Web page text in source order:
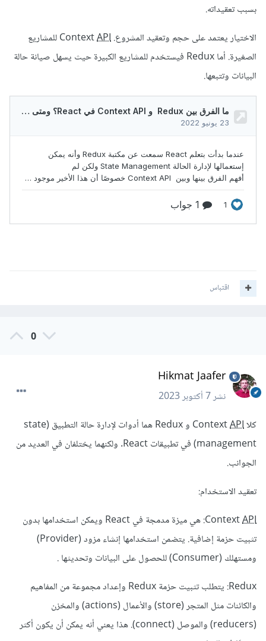
بسبب تعقيداته.
الاختيار يعتمد على حجم وتعقيد المشروع. ContextAPI
للمشاريع
الصغيرة. أما Redux فيستخدم للمشاريع الكبيرة حيث يسهل صيانة حالة
البيانات وتتبعها.
اقتباس
0
Hikmat Jaafer
نشر7 أكتوبر 2023
كلا ContextAPI
و Redux هما أدوات لإدارة حالة التطبيق (state
management) في تطبيقات React. ولكنهما يختلفان في العديد من
الجوانب.
تعقيد الاستخدام:
ContextAPI
: هي ميزة مدمجة في React ويمكن استخدامها بدون
تثبيت حزمة إضافية. يتضمن استخدامها إنشاء مزود (Provider)
ومستهلك (Consumer) للحصول على البيانات وتحديثها .
Redux: يتطلب تثبيت حزمة Redux وإعداد مجموعة من المفاهيم
والكائنات مثل المتجر (store) والأعمال (actions) والمخزن
(reducers) والموصل (connect). هذا يعني أنه يمكن أن يكون أكثر